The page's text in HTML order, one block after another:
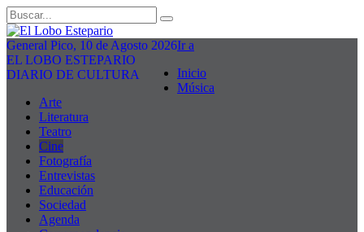
General Pico, 10 de Agosto 2026
EL LOBO ESTEPARIO
DIARIO DE CULTURA
Ir a
Inicio
Música
Arte
Literatura
Teatro
Cine
Fotografía
Entrevistas
Educación
Sociedad
Agenda